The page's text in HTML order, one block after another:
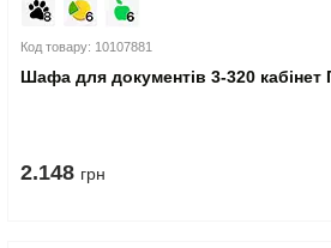
Код товару: 10107881
Шафа для документів 3-320 кабінет
2.148 грн